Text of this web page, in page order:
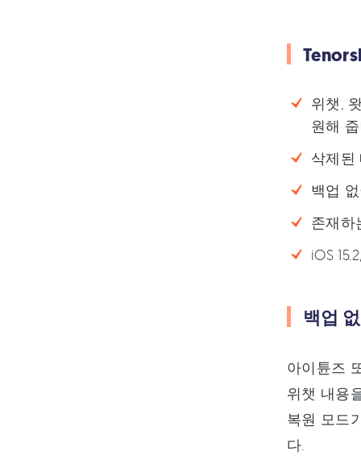
위챗,
원해
삭제된
백업
존재하
iOS
백업
아이튠즈
위챗 내용
복원 모드
다.